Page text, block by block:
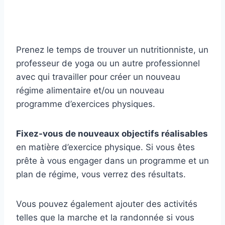
Prenez le temps de trouver un nutritionniste, un
professeur de yoga ou un autre professionnel
avec qui travailler pour créer un nouveau
régime alimentaire et/ou un nouveau
programme d’exercices physiques.
Fixez-vous de nouveaux objectifs réalisables
en matière d’exercice physique. Si vous êtes
prête à vous engager dans un programme et un
plan de régime, vous verrez des résultats.
Vous pouvez également ajouter des activités
telles que la marche et la randonnée si vous